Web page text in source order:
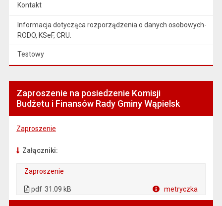
Kontakt
Informacja dotycząca rozporządzenia o danych osobowych-
RODO, KSeF, CRU.
Testowy
Zaproszenie na posiedzenie Komisji
Budżetu i Finansów Rady Gminy Wąpielsk
Zaproszenie
Załączniki:
Zaproszenie
pdf 31.09 kB metryczka